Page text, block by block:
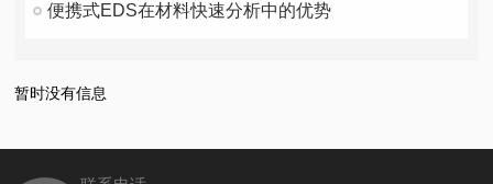
便携式EDS在材料快速分析中的优势
暂时没有信息